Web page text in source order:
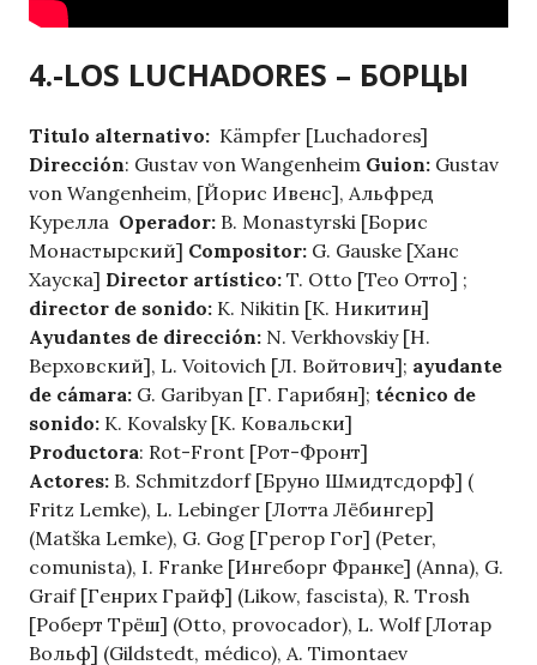
4.-LOS LUCHADORES – БОРЦЫ
Titulo alternativo: Kämpfer [Luchadores]
Dirección: Gustav von Wangenheim Guion: Gustav
von Wangenheim, [Йорис Ивенс], Альфред
Курелла Operador: B. Monastyrski [Борис
Монастырский] Compositor: G. Gauske [Ханс
Хауска] Director artístico: T. Otto [Тео Отто] ;
director de sonido: K. Nikitin [К. Никитин]
Ayudantes de dirección: N. Verkhovskiy [Н.
Верховский], L. Voitovich [Л. Войтович]; ayudante
de cámara: G. Garibyan [Г. Гарибян]; técnico de
sonido: K. Kovalsky [К. Ковальски]
Productora: Rot-Front [Рот-Фронт]
Actores: B. Schmitzdorf [Бруно Шмидтсдорф] (
Fritz Lemke), L. Lebinger [Лотта Лёбингер]
(Matška Lemke), G. Gog [Грегор Гог] (Peter,
comunista), I. Franke [Ингеборг Франке] (Anna), G.
Graif [Генрих Грайф] (Likow, fascista), R. Trosh
[Роберт Трёш] (Otto, provocador), L. Wolf [Лотар
Вольф] (Gildstedt, médico), A. Timontaev